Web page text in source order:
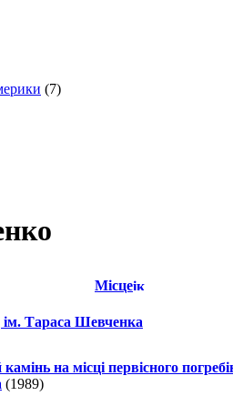
(7)
Місце
ім. Тараса Шевченка
на місці первісного
(1989)